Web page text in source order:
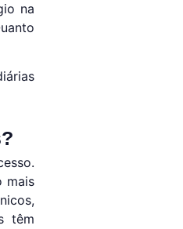
na
mais
têm